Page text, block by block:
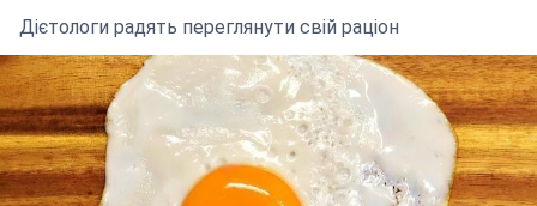
Дієтологи радять переглянути свій раціон